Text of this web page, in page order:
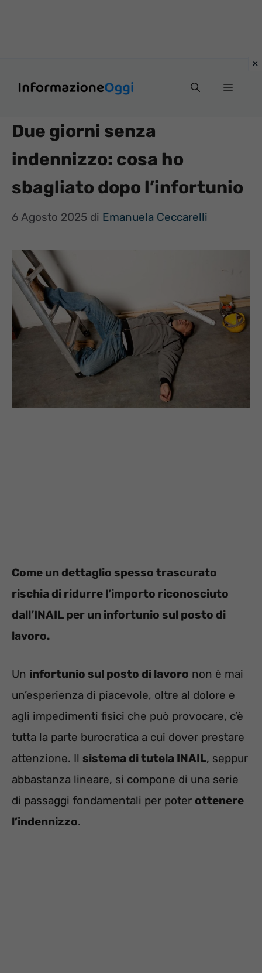
Menu
Due giorni senza
indennizzo: cosa ho
sbagliato dopo l’infortunio
6 Agosto 2025 di Emanuela Ceccarelli
Come un dettaglio spesso trascurato
rischia di ridurre l’importo riconosciuto
dall’INAIL per un infortunio sul posto di
lavoro.
Un infortunio sul posto di lavoro non è mai
un’esperienza di piacevole, oltre al dolore e
agli impedimenti fisici che può provocare, c’è
tutta la parte burocratica a cui dover prestare
attenzione. Il sistema di tutela INAIL, seppur
abbastanza lineare, si compone di una serie
di passaggi fondamentali per poter ottenere
l’indennizzo.